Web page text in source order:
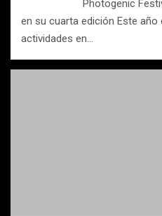
Photogenic Festival
en su cuarta edición Este
actividades en…